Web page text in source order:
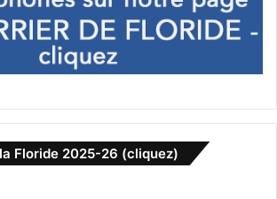
aussi à minimiser l’intervention des
cas d’incapacités de mineurs (enfant de
en effet, il faut savoir qu’en Floride si un
de $15,000.00, unguardianshipdoit
ou curatelles)sont nécessaires
aussi de ces cas.
Floride 2025-26 (cliquez)